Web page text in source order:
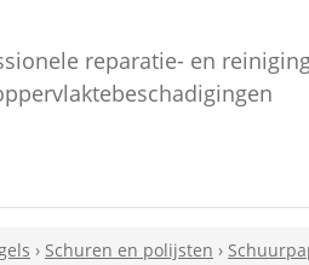
reparatie- en
› Schuren en polijsten ›